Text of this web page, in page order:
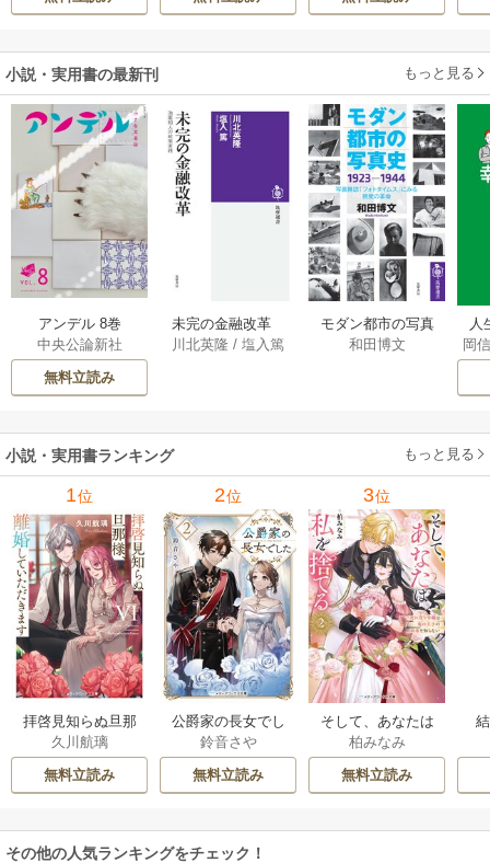
た
小説・実用書の最新刊 もっと見る
アンデル 8巻
中央公論新社
無料立読み
未完の金融改革
――池尾和人の政
川北英隆 /塩入篤
モダン都市の写真
史 1923－1944
和田博文
人
教
岡
小説・実用書ランキング もっと見る
1位
拝啓見知らぬ旦那
様、離婚していた
だきます
久川航璃
無料立読み
2位
公爵家の長女でし
た
鈴音さや
無料立読み
3位
そして、あなたは
私を捨てる
柏みなみ
無料立読み
その他の人気ランキングをチェック！